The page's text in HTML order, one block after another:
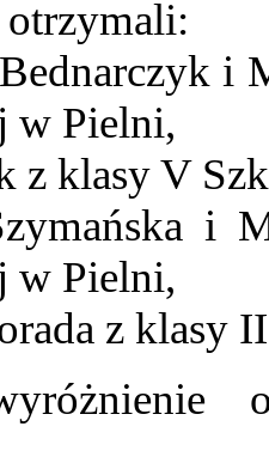
i
w Pielni,
z klasy V
i
w Pielni,
z klasy